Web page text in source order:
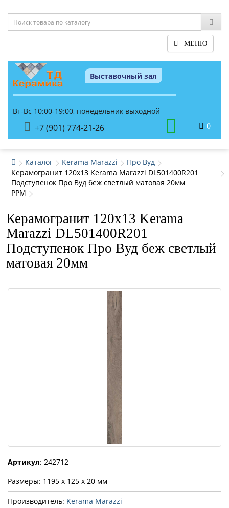
МЕНЮ
Выставочный зал
Вт-Вс 10:00-19:00, понедельник выходной
+7 (901) 774-21-26 0
Каталог Kerama Marazzi
Про Вуд
Керамогранит 120x13 Kerama Marazzi DL501400R201
Подступенок Про Вуд беж светлый матовая 20мм
PPM
Керамогранит 120x13 Kerama
Marazzi DL501400R201
Подступенок Про Вуд беж светлый
матовая 20мм
Артикул: 242712
Размеры: 1195 x 125 x 20 мм
Производитель: Kerama Marazzi